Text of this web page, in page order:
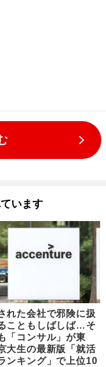
います
れた会社で邪険に扱
こともしばしば…そ
「コンサル」が東
大生の最新版「就活
ンキング」で上位10